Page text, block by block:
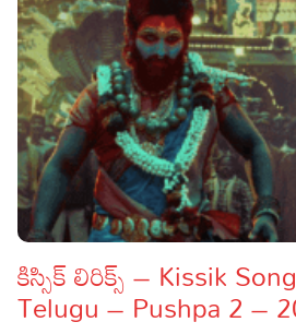
కిస్సిక్ లిరిక్స్ – Kissik
Telugu – Pushpa 2 –